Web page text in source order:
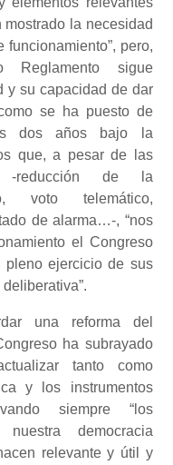
la necesidad
pero,
Reglamento sigue
y su capacidad de dar
se ha puesto de
dos años bajo la
que, a pesar de las
-reducción de la
voto telemático,
de alarma…-, “nos
el Congreso
ejercicio de sus
una reforma del
ha subrayado
tanto como
y los instrumentos
siempre “los
democracia
relevante y útil y